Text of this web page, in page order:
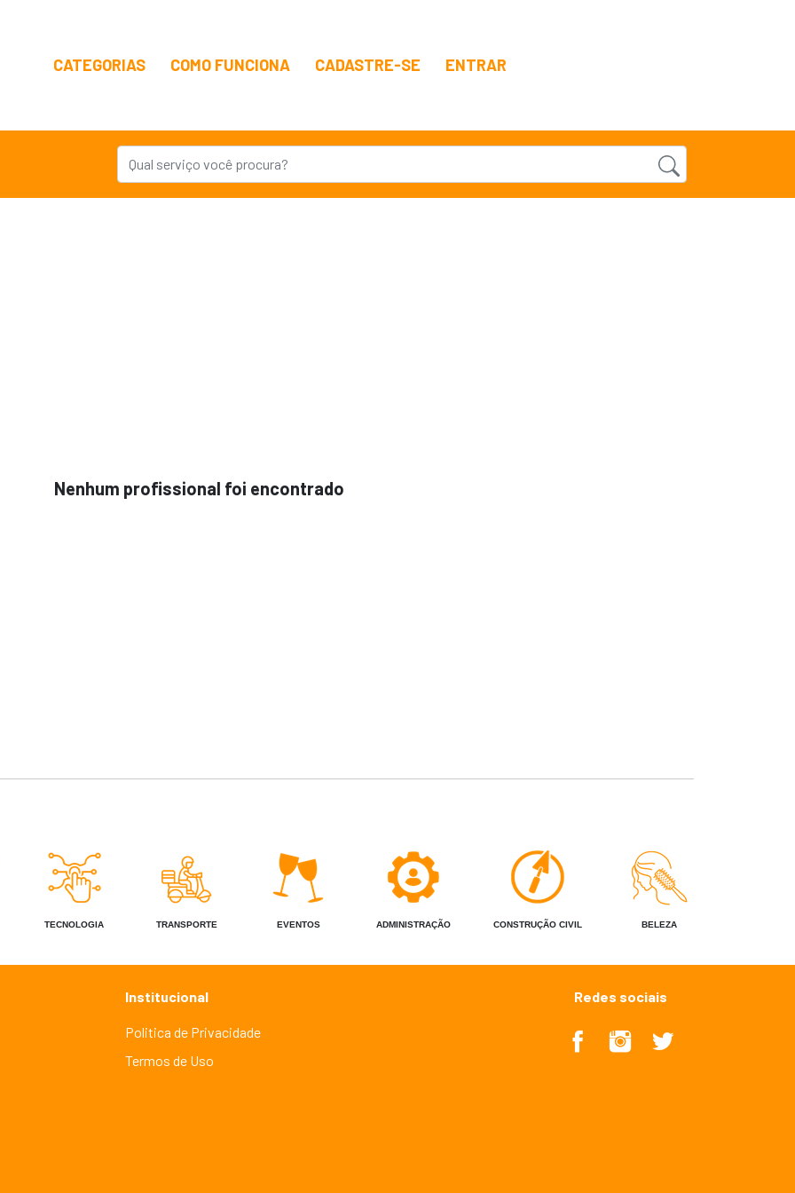
CATEGORIAS COMO FUNCIONA CADASTRE-SE ENTRAR
Nenhum profissional foi encontrado
TECNOLOGIA TRANSPORTE EVENTOS ADMINISTRAÇÃO CONSTRUÇÃO CIVIL BELEZA
Institucional
Politica de Privacidade
Termos de Uso
Redes sociais